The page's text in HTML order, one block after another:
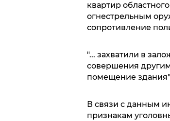
квартир
огнестрельным
сопротивление
"... захватили в
совершения
помещение
В связи с данным
признакам